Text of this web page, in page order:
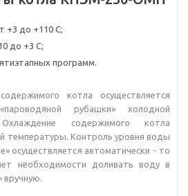
+3 до +110 С;
до +3 С;
программ.
котла осуществляется
рубашки» холодной
содержимого котла
температуры. Контроль уровня воды
осуществляется автоматически - то
необходимости доливать воду в